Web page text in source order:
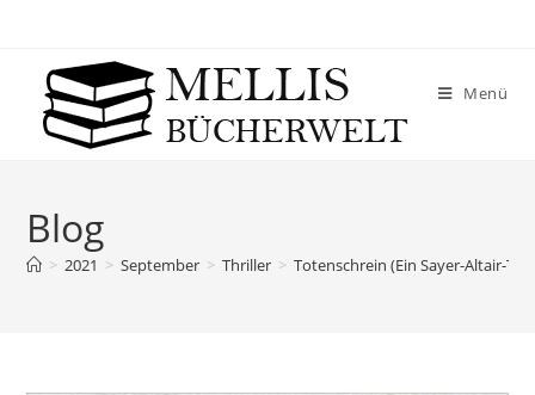
Menü
Blog
> 2021 > September > Thriller > Totenschrein (Ein Sayer-Altair-